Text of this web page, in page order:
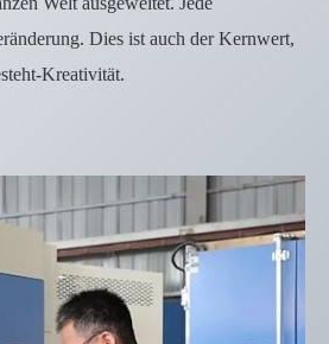
Dies ist auch der Kernwert,
Kreativität.